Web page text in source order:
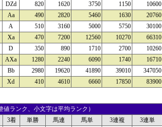
DZd 820 1620 3750 1150
10600
Aa 490 2820 5460 1630
20760
A 510 3160 5000 5750
30100
Xa 470 7200 12560 10270
66310
D 350 890 1710 2700
10260
AXa 1280 2240 6090 1740
16710
Bb 2980 19620 41890 39010
347050
Xd 410 4610 6660 17850 83900
ランク、小文字は平均ランク）
3着 単勝 馬連 馬単 3連複
3連単